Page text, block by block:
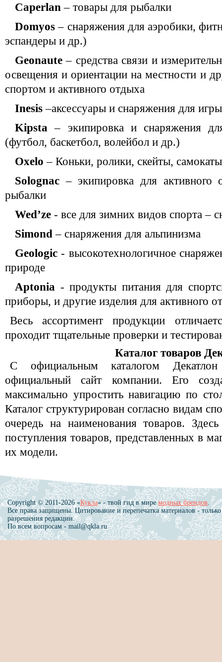
Caperlan – товары для рыбалки
Domyos– снаряжения для аэробики,
эспандеры и др.)
Geonaute – средства связи и
освещения и ориентации на местности и
спортом и активного отдыха
Inesis–аксессуары и снаряжения для
Kipsta – экипировка и снаряжения
(футбол, баскетбол, волейбол и др.)
Oxelo – Коньки, ролики, скейты,
Solognac – экипировка для
рыбалки
Wed’ze - все для зимних видов спорта –
Simond – снаряжения для альпинизма
Geologic - высокотехнологичное
природе
Aptonia - продукты питания для
приборы, и другие изделия для активного
Весь ассортимент продукции
проходит тщательные проверки и
Каталог товаров
С официальным каталогом Декатлон
официальный сайт компании. Его
максимально упростить навигацию по
Каталог структурирован согласно видам
очередь на наименования товаров.
поступления товаров, представленных в
их модели.
Copyright © 2011-2026 «Кукла» - твой гид в миремодных брендов
Все права защищены. Цитирование и перепечатка материалов - только
разрешения редакции.
По всем вопросам - mail@qkla.ru